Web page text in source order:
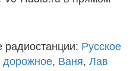
Русское
дорожное, Ваня, Лав